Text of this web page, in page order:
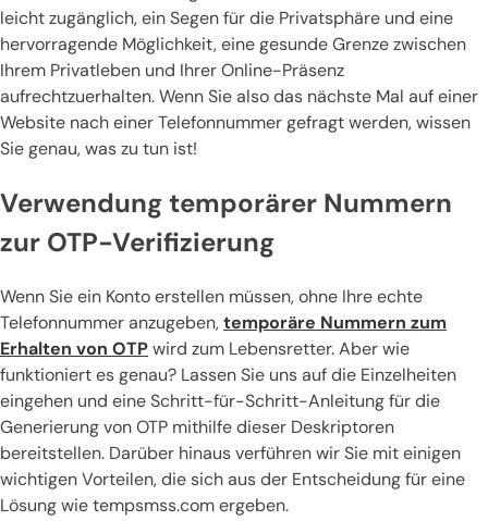
leicht zugänglich, ein Segen für die Privatsphäre und eine
hervorragende Möglichkeit, eine gesunde Grenze zwischen
Ihrem Privatleben und Ihrer Online-Präsenz
aufrechtzuerhalten. Wenn Sie also das nächste Mal auf einer
Website nach einer Telefonnummer gefragt werden, wissen
Sie genau, was zu tun ist!
Verwendung temporärer Nummern
zur OTP-Verifizierung
Wenn Sie ein Konto erstellen müssen, ohne Ihre echte
Telefonnummer anzugeben,temporäre Nummern zum
Erhalten von OTPwird zum Lebensretter. Aber wie
funktioniert es genau? Lassen Sie uns auf die Einzelheiten
eingehen und eine Schritt-für-Schritt-Anleitung für die
Generierung von OTP mithilfe dieser Deskriptoren
bereitstellen. Darüber hinaus verführen wir Sie mit einigen
wichtigen Vorteilen, die sich aus der Entscheidung für eine
Lösung wie tempsmss.com ergeben.